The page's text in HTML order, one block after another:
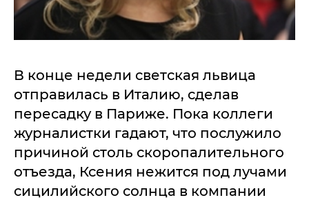
В конце недели светская львица
отправилась в Италию, сделав
пересадку в Париже. Пока коллеги
журналистки гадают, что послужило
причиной столь скоропалительного
отъезда, Ксения нежится под лучами
сицилийского солнца в компании